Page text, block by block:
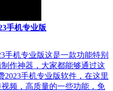
手机专业版
手机专业版这是一款功能特别
作神器，大家都能够通过这
2023手机专业版软件，在这里
频，高质量的一些功能，免